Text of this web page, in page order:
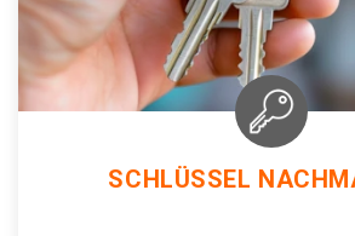
SCHLÜSSEL